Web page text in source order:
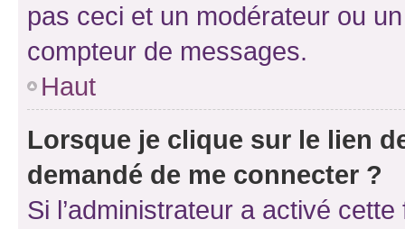
pas ceci et un modérateur ou
compteur de messages.
Haut
Lorsque je clique sur le lien
demandé de me connecter ?
Si l’administrateur a activé